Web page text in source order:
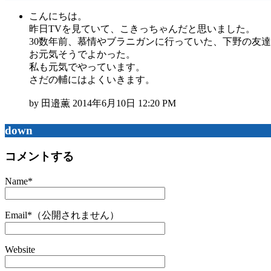
こんにちは。
昨日TVを見ていて、こきっちゃんだと思いました。
30数年前、慕情やブラニガンに行っていた、下野の友達
お元気そうでよかった。
私も元気でやっています。
さだの輔にはよくいきます。
by 田邉薫 2014年6月10日 12:20 PM
down
コメントする
Name*
Email* （公開されません）
Website